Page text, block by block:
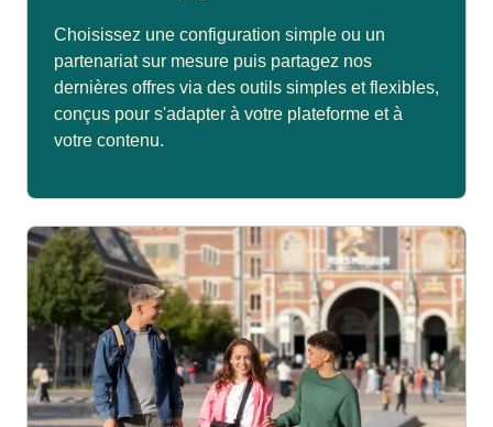
Choisissez une configuration simple ou un
partenariat sur mesure puis partagez nos
dernières offres via des outils simples et flexibles,
conçus pour s'adapter à votre plateforme et à
votre contenu.